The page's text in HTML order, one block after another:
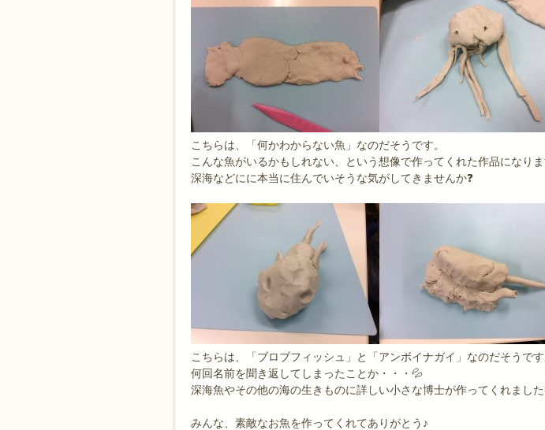
こちらは、「何かわからない魚」なのだそうです。
こんな魚がいるかもしれない、という想像で作ってくれた作品になり
深海などにに本当に住んでいそうな気がしてきませんか❓
こちらは、「ブロブフィッシュ」と「アンボイナガイ」なのだそうです
何回名前を聞き返してしまったことか・・・💦
深海魚やその他の海の生きものに詳しい小さな博士が作ってくれまし
みんな、素敵なお魚を作ってくれてありがとう♪